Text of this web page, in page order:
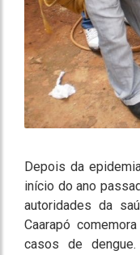
Depois da
início do ano
autoridades da
Caarapó
casos de